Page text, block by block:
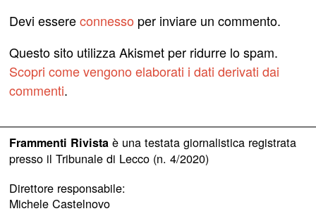
Devi essereconnesso per inviare un commento.
Questo sito utilizza Akismet per ridurre lo spam.
Scopri come vengono elaborati i dati derivati dai
commenti.
Frammenti Rivistaè una testata giornalistica registrata
presso il Tribunale di Lecco (n. 4/2020)
Direttore responsabile:
Michele Castelnovo